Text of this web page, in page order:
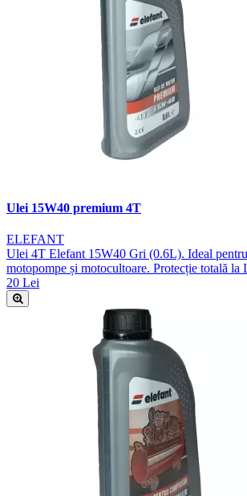
Ulei 15W40 premium 4T
ELEFANT
Ulei 4T Elefant 15W40 Gri (0.6L). Ideal pentru
motopompe și motocultoare. Protecție totală la
20 Lei